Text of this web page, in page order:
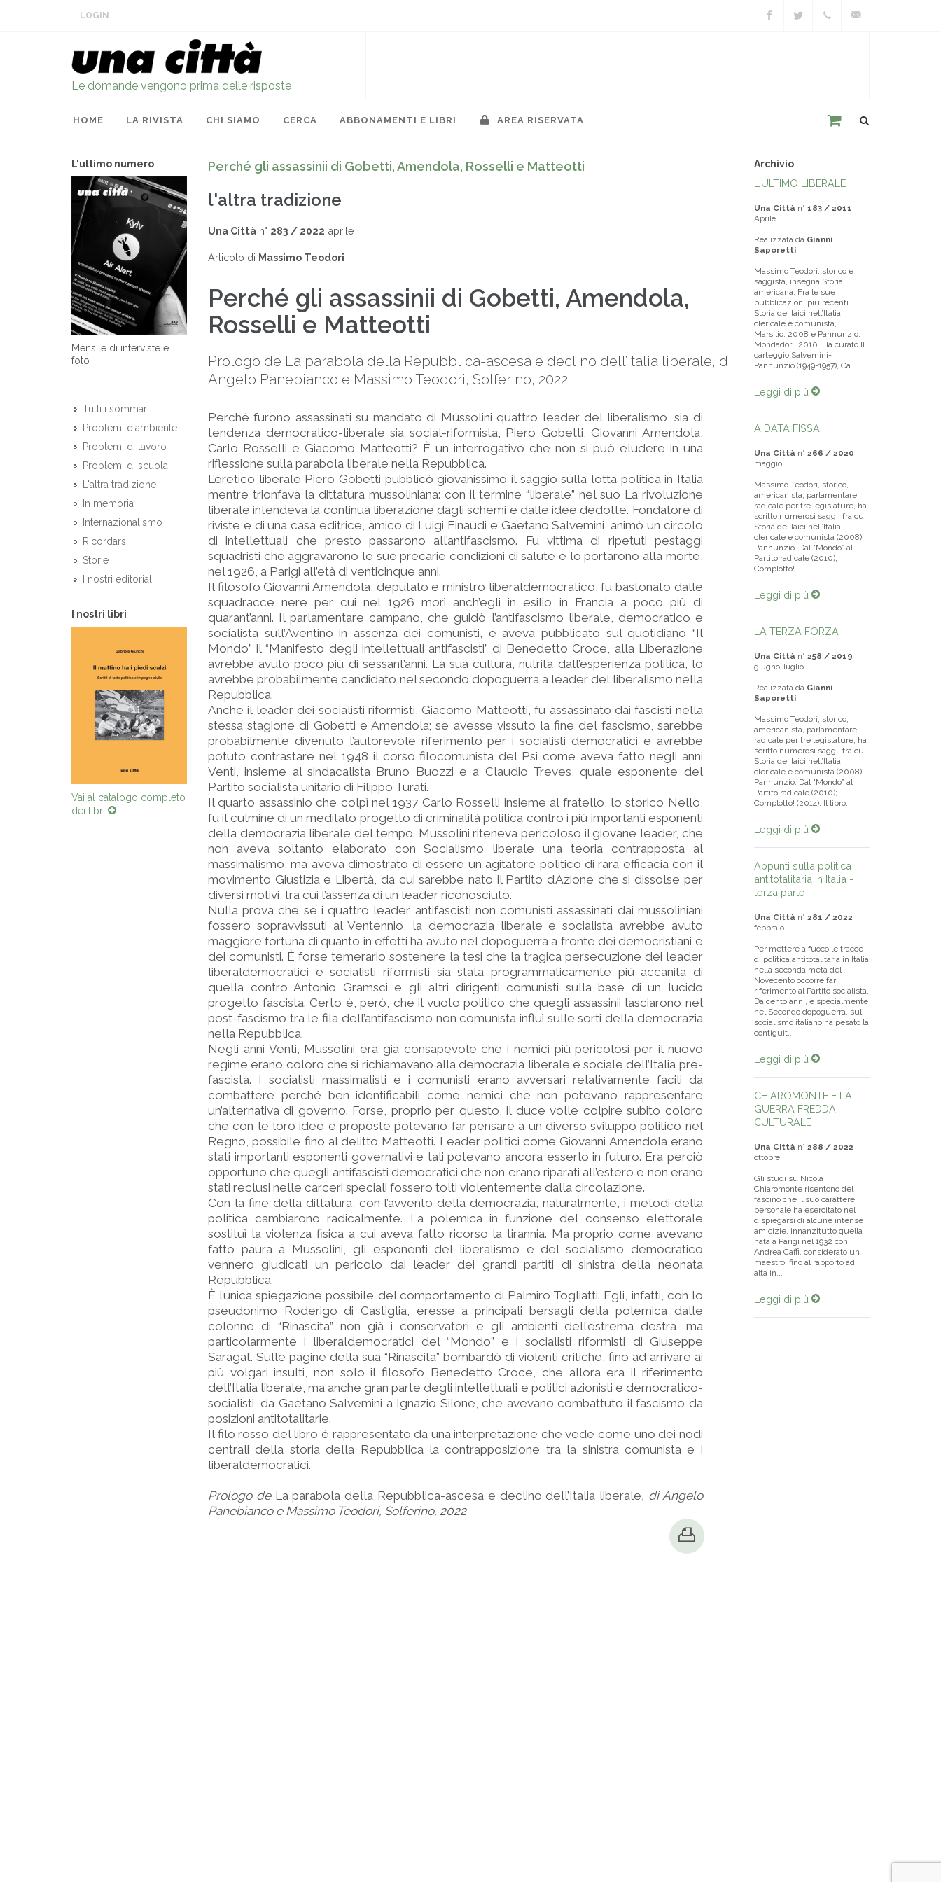
LOGIN
Le domande vengono prima delle risposte
HOME LA RIVISTA CHI SIAMO CERCA ABBONAMENTI E LIBRI AREA RISERVATA
L'ultimo numero
Mensile di interviste e
foto
Tutti i sommari
Problemi d'ambiente
Problemi di lavoro
Problemi di scuola
L'altra tradizione
In memoria
Internazionalismo
Ricordarsi
Storie
I nostri editoriali
I nostri libri
Vai al catalogo completo
dei libri
Perché gli assassinii di Gobetti, Amendola, Rosselli e Matteotti
l'altra tradizione
Una Città n° 283 / 2022 aprile
Articolo di Massimo Teodori
Perché gli assassinii di Gobetti, Amendola,
Rosselli e Matteotti
Prologo de La parabola della Repubblica-ascesa e declino dell’Italia liberale, di
Angelo Panebianco e Massimo Teodori, Solferino, 2022
Perché furono assassinati su mandato di Mussolini quattro leader del liberalismo, sia di
tendenza democratico-liberale sia social-riformista, Piero Gobetti, Giovanni Amendola,
Carlo Rosselli e Giacomo Matteotti? È un interrogativo che non si può eludere in una
riflessione sulla parabola liberale nella Repubblica.
L’eretico liberale Piero Gobetti pubblicò giovanissimo il saggio sulla lotta politica in Italia
mentre trionfava la dittatura mussoliniana: con il termine “liberale” nel suo La rivoluzione
liberale intendeva la continua liberazione dagli schemi e dalle idee dedotte. Fondatore di
riviste e di una casa editrice, amico di Luigi Einaudi e Gaetano Salvemini, animò un circolo
di intellettuali che presto passarono all’antifascismo. Fu vittima di ripetuti pestaggi
squadristi che aggravarono le sue precarie condizioni di salute e lo portarono alla morte,
nel 1926, a Parigi all’età di venticinque anni.
Il filosofo Giovanni Amendola, deputato e ministro liberaldemocratico, fu bastonato dalle
squadracce nere per cui nel 1926 morì anch’egli in esilio in Francia a poco più di
quarant’anni. Il parlamentare campano, che guidò l’antifascismo liberale, democratico e
socialista sull’Aventino in assenza dei comunisti, e aveva pubblicato sul quotidiano “Il
Mondo” il “Manifesto degli intellettuali antifascisti” di Benedetto Croce, alla Liberazione
avrebbe avuto poco più di sessant’anni. La sua cultura, nutrita dall’esperienza politica, lo
avrebbe probabilmente candidato nel secondo dopoguerra a leader del liberalismo nella
Repubblica.
Anche il leader dei socialisti riformisti, Giacomo Matteotti, fu assassinato dai fascisti nella
stessa stagione di Gobetti e Amendola; se avesse vissuto la fine del fascismo, sarebbe
probabilmente divenuto l’autorevole riferimento per i socialisti democratici e avrebbe
potuto contrastare nel 1948 il corso filocomunista del Psi come aveva fatto negli anni
Venti, insieme al sindacalista Bruno Buozzi e a Claudio Treves, quale esponente del
Partito socialista unitario di Filippo Turati.
Il quarto assassinio che colpì nel 1937 Carlo Rosselli insieme al fratello, lo storico Nello,
fu il culmine di un meditato progetto di criminalità politica contro i più importanti esponenti
della democrazia liberale del tempo. Mussolini riteneva pericoloso il giovane leader, che
non aveva soltanto elaborato con Socialismo liberale una teoria contrapposta al
massimalismo, ma aveva dimostrato di essere un agitatore politico di rara efficacia con il
movimento Giustizia e Libertà, da cui sarebbe nato il Partito d’Azione che si dissolse per
diversi motivi, tra cui l’assenza di un leader riconosciuto.
Nulla prova che se i quattro leader antifascisti non comunisti assassinati dai mussoliniani
fossero sopravvissuti al Ventennio, la democrazia liberale e socialista avrebbe avuto
maggiore fortuna di quanto in effetti ha avuto nel dopoguerra a fronte dei democristiani e
dei comunisti. È forse temerario sostenere la tesi che la tragica persecuzione dei leader
liberaldemocratici e socialisti riformisti sia stata programmaticamente più accanita di
quella contro Antonio Gramsci e gli altri dirigenti comunisti sulla base di un lucido
progetto fascista. Certo è, però, che il vuoto politico che quegli assassinii lasciarono nel
post-fascismo tra le fila dell’antifascismo non comunista influì sulle sorti della democrazia
nella Repubblica.
Negli anni Venti, Mussolini era già consapevole che i nemici più pericolosi per il nuovo
regime erano coloro che si richiamavano alla democrazia liberale e sociale dell’Italia pre-
fascista. I socialisti massimalisti e i comunisti erano avversari relativamente facili da
combattere perché ben identificabili come nemici che non potevano rappresentare
un’alternativa di governo. Forse, proprio per questo, il duce volle colpire subito coloro
che con le loro idee e proposte potevano far pensare a un diverso sviluppo politico nel
Regno, possibile fino al delitto Matteotti. Leader politici come Giovanni Amendola erano
stati importanti esponenti governativi e tali potevano ancora esserlo in futuro. Era perciò
opportuno che quegli antifascisti democratici che non erano riparati all’estero e non erano
stati reclusi nelle carceri speciali fossero tolti violentemente dalla circolazione.
Con la fine della dittatura, con l’avvento della democrazia, naturalmente, i metodi della
politica cambiarono radicalmente. La polemica in funzione del consenso elettorale
sostituì la violenza fisica a cui aveva fatto ricorso la tirannia. Ma proprio come avevano
fatto paura a Mussolini, gli esponenti del liberalismo e del socialismo democratico
vennero giudicati un pericolo dai leader dei grandi partiti di sinistra della neonata
Repubblica.
È l’unica spiegazione possibile del comportamento di Palmiro Togliatti. Egli, infatti, con lo
pseudonimo Roderigo di Castiglia, eresse a principali bersagli della polemica dalle
colonne di “Rinascita” non già i conservatori e gli ambienti dell’estrema destra, ma
particolarmente i liberaldemocratici del “Mondo” e i socialisti riformisti di Giuseppe
Saragat. Sulle pagine della sua “Rinascita” bombardò di violenti critiche, fino ad arrivare ai
più volgari insulti, non solo il filosofo Benedetto Croce, che allora era il riferimento
dell’Italia liberale, ma anche gran parte degli intellettuali e politici azionisti e democratico-
socialisti, da Gaetano Salvemini a Ignazio Silone, che avevano combattuto il fascismo da
posizioni antitotalitarie.
Il filo rosso del libro è rappresentato da una interpretazione che vede come uno dei nodi
centrali della storia della Repubblica la contrapposizione tra la sinistra comunista e i
liberaldemocratici.
Prologo de La parabola della Repubblica-ascesa e declino dell’Italia liberale, di Angelo
Panebianco e Massimo Teodori, Solferino, 2022
Archivio
L'ULTIMO LIBERALE
Una Città n° 183 / 2011
Aprile
Realizzata da Gianni
Saporetti
Massimo Teodori, storico e
saggista, insegna Storia
americana. Fra le sue
pubblicazioni più recenti
Storia dei laici nell’Italia
clericale e comunista,
Marsilio, 2008 e Pannunzio,
Mondadori, 2010. Ha curato Il
carteggio Salvemini-
Pannunzio (1949-1957), Ca...
Leggi di più
A DATA FISSA
Una Città n° 266 / 2020
maggio
Massimo Teodori, storico,
americanista, parlamentare
radicale per tre legislature, ha
scritto numerosi saggi, fra cui
Storia dei laici nell’Italia
clericale e comunista (2008);
Pannunzio. Dal "Mondo” al
Partito radicale (2010);
Complotto!...
Leggi di più
LA TERZA FORZA
Una Città n° 258 / 2019
giugno-luglio
Realizzata da Gianni
Saporetti
Massimo Teodori, storico,
americanista, parlamentare
radicale per tre legislature, ha
scritto numerosi saggi, fra cui
Storia dei laici nell’Italia
clericale e comunista (2008);
Pannunzio. Dal "Mondo” al
Partito radicale (2010);
Complotto! (2014). Il libro...
Leggi di più
Appunti sulla politica
antitotalitaria in Italia -
terza parte
Una Città n° 281 / 2022
febbraio
Per mettere a fuoco le tracce
di politica antitotalitaria in Italia
nella seconda metà del
Novecento occorre far
riferimento al Partito socialista.
Da cento anni, e specialmente
nel Secondo dopoguerra, sul
socialismo italiano ha pesato la
contiguit...
Leggi di più
CHIAROMONTE E LA
GUERRA FREDDA
CULTURALE
Una Città n° 288 / 2022
ottobre
Gli studi su Nicola
Chiaromonte risentono del
fascino che il suo carattere
personale ha esercitato nel
dispiegarsi di alcune intense
amicizie, innanzitutto quella
nata a Parigi nel 1932 con
Andrea Caffi, considerato un
maestro, fino al rapporto ad
alta in...
Leggi di più